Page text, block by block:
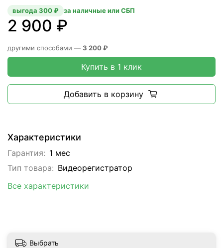
Характеристики
Гарантия: 1 мес
Тип товара: Видеорегистратор
Все характеристики
2 900 ₽
выгода 300 ₽ за наличные или СБП
другими способами — 3 200 ₽
Купить в 1 клик
Добавить в корзину
Выбрать